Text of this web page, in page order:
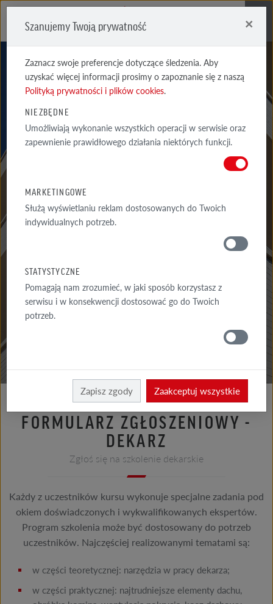
FORMULARZ
ZGŁOSZENIOWY - DEKARZ
GDZIE
FORMULARZ ZGŁOSZENIOWY -
DEKARZ
Zgłoś się na szkolenie dekarskie
Każdy z uczestników kursu wykonuje specjalne zadania pod
okiem doświadczonych i wykwalifikowanych ekspertów.
Program szkolenia może być dostosowany do potrzeb
uczestników. Najczęściej realizowanymi tematami są:
w części teoretycznej: narzędzia w pracy dekarza;
w części praktycznej: najtrudniejsze elementy dachu,
Szanujemy Twoją prywatność ×
Zaznacz swoje preferencje dotyczące śledzenia. Aby
uzyskać więcej informacji prosimy o zapoznanie się z naszą
Polityką prywatności i plików cookies.
NIEZBĘDNE
Umożliwiają wykonanie wszystkich operacji w serwisie oraz
zapewnienie prawidłowego działania niektórych funkcji.
MARKETINGOWE
Służą wyświetlaniu reklam dostosowanych do Twoich
indywidualnych potrzeb.
STATYSTYCZNE
Pomagają nam zrozumieć, w jaki sposób korzystasz z
serwisu i w konsekwencji dostosować go do Twoich
potrzeb.
Zapisz zgody Zaakceptuj wszystkie